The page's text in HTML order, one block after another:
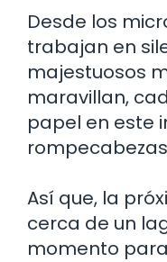
Desde los
trabajan en
majestuosos
maravillan,
papel en este
Así que, la
cerca de un
momento